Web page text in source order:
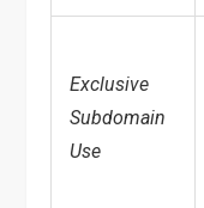
Exclusive
Subdomain
Use